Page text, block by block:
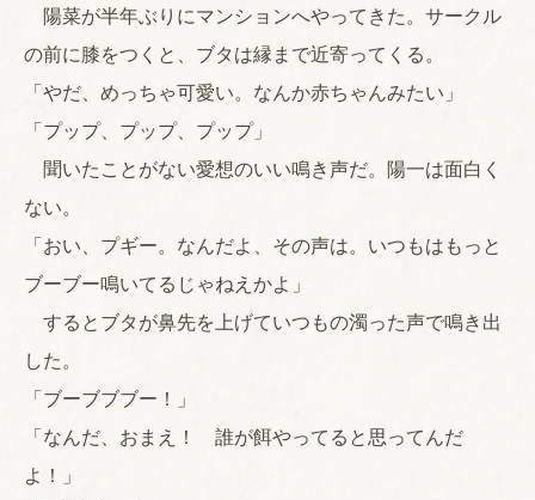
陽菜が半年ぶりにマンションへやってきた。サークル
の前に膝をつくと、ブタは縁まで近寄ってくる。
「やだ、めっちゃ可愛い。なんか赤ちゃんみたい」
「プップ、プップ、プップ」
聞いたことがない愛想のいい鳴き声だ。陽一は面白く
ない。
「おい、プギー。なんだよ、その声は。いつもはもっと
ブーブー鳴いてるじゃねえかよ」
するとブタが鼻先を上げていつもの濁った声で鳴き出
した。
「ブーブブブー！」
「なんだ、おまえ！ 誰が餌やってると思ってんだ
よ！」